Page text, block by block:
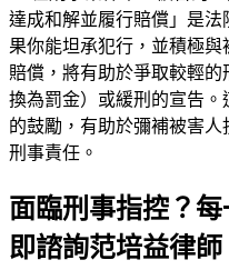
達成和解並履行賠償」是
果你能坦承犯行，並積極
賠償，將有助於爭取較輕
換為罰金）或緩刑的宣告
的鼓勵，有助於彌補被害
刑事責任。
面臨刑事指控？
即諮詢范培益律師